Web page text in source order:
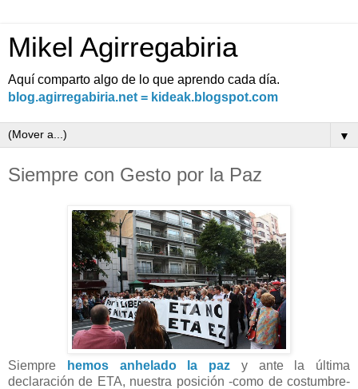
Mikel Agirregabiria
Aquí comparto algo de lo que aprendo cada día.
blog.agirregabiria.net = kideak.blogspot.com
▼
Siempre con Gesto por la Paz
Siempre hemos anhelado la paz
y ante la última
declaración de ETA, nuestra posición -como de costumbre-